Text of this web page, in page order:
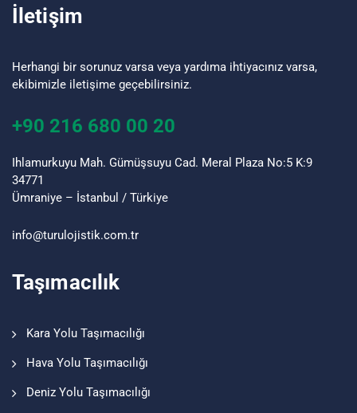
İletişim
Herhangi bir sorunuz varsa veya yardıma ihtiyacınız varsa,
ekibimizle iletişime geçebilirsiniz.
+90 216 680 00 20
Ihlamurkuyu Mah. Gümüşsuyu Cad. Meral Plaza No:5 K:9
34771
Ümraniye – İstanbul / Türkiye
info@turu lojistik.com.tr
Taşımacılık
Kara Yolu Taşımacılığı
Hava Yolu Taşımacılığı
Deniz Yolu Taşımacılığı